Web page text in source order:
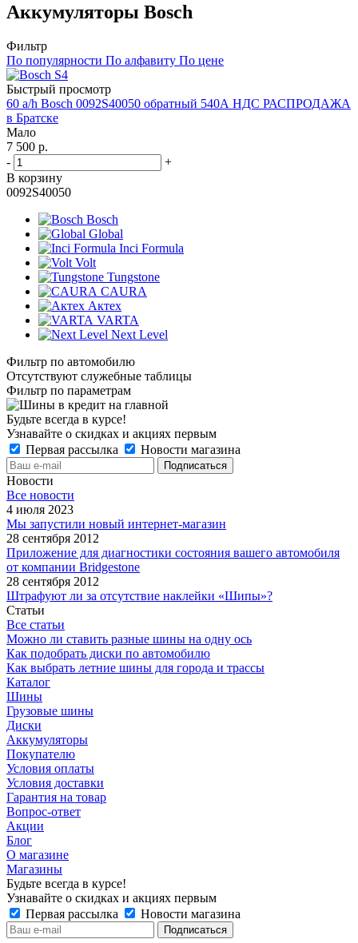
Аккумуляторы Bosch
Фильтр
По популярности По алфавиту По цене
Быстрый просмотр
60 a/h Bosch 0092S40050 обратный 540А НДС РАСПРОДАЖА
в Братске
Мало
7 500 р.
-
+
В корзину
0092S40050
Bosch
Global
Inci Formula
Volt
Tungstone
CAURA
Актех
VARTA
Next Level
Фильтр по автомобилю
Отсутствуют служебные таблицы
Фильтр по параметрам
Будьте всегда в курсе!
Узнавайте о скидках и акциях первым
Первая рассылка
Новости магазина
Новости
Все новости
4 июля 2023
Мы запустили новый интернет-магазин
28 сентября 2012
Приложение для диагностики состояния вашего автомобиля
от компании Bridgestone
28 сентября 2012
Штрафуют ли за отсутствие наклейки «Шипы»?
Статьи
Все статьи
Можно ли ставить разные шины на одну ось
Как подобрать диски по автомобилю
Как выбрать летние шины для города и трассы
Каталог
Шины
Грузовые шины
Диски
Аккумуляторы
Покупателю
Условия оплаты
Условия доставки
Гарантия на товар
Вопрос-ответ
Акции
Блог
О магазине
Магазины
Будьте всегда в курсе!
Узнавайте о скидках и акциях первым
Первая рассылка
Новости магазина